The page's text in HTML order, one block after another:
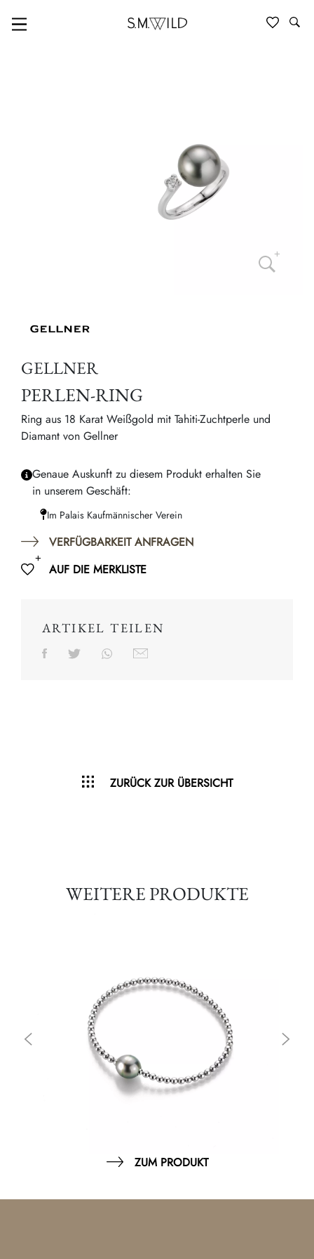
GELLNER
PERLEN-RING
Ring aus 18 Karat Weißgold mit Tahiti-Zuchtperle und
Diamant von Gellner
Genaue Auskunft zu diesem Produkt erhalten Sie
in unserem Geschäft:
Im Palais Kaufmännischer Verein
VERFÜGBARKEIT ANFRAGEN
AUF DIE MERKLISTE
ARTIKEL TEILEN
ZURÜCK ZUR ÜBERSICHT
WEITERE PRODUKTE
ZUM PRODUKT